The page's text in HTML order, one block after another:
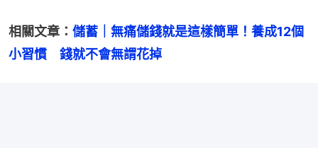
相關文章： 儲蓄｜無痛儲錢就是這樣簡單！養成12個
小習慣　錢就不會無謂花掉